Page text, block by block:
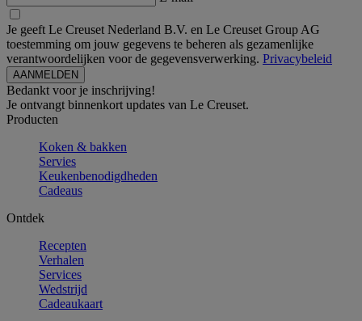
Je geeft Le Creuset Nederland B.V. en Le Creuset Group AG
toestemming om jouw gegevens te beheren als gezamenlijke
verantwoordelijken voor de gegevensverwerking. Privacybeleid
Bedankt voor je inschrijving!
Je ontvangt binnenkort updates van Le Creuset.
Producten
Koken & bakken
Servies
Keukenbenodigdheden
Cadeaus
Ontdek
Recepten
Verhalen
Services
Wedstrijd
Cadeaukaart